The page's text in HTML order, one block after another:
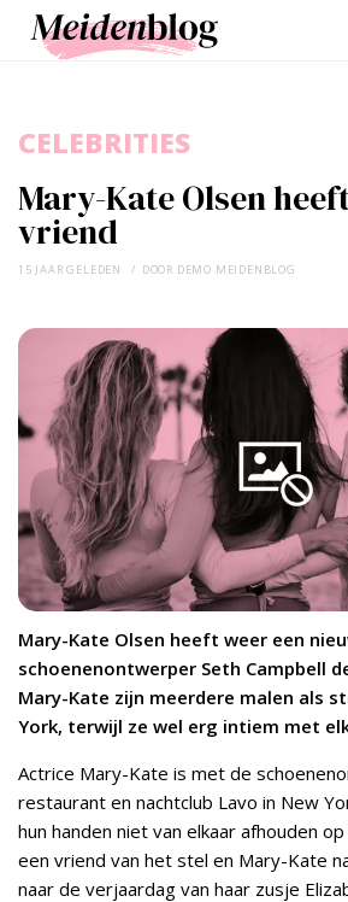
Mary-Kate Olsen
vriend
CELEBRITIES
15 JAAR GELEDEN DOOR DEMO MEIDENBLOG
Mary-Kate Olsen heeft weer een
schoenenontwerper Seth Campbell
Mary-Kate zijn meerdere malen als
York, terwijl ze wel erg intiem met
Actrice Mary-Kate is met de
restaurant en nachtclub Lavo in New
hun handen niet van elkaar afhouden
een vriend van het stel en Mary-Kate
naar de verjaardag van haar zusje